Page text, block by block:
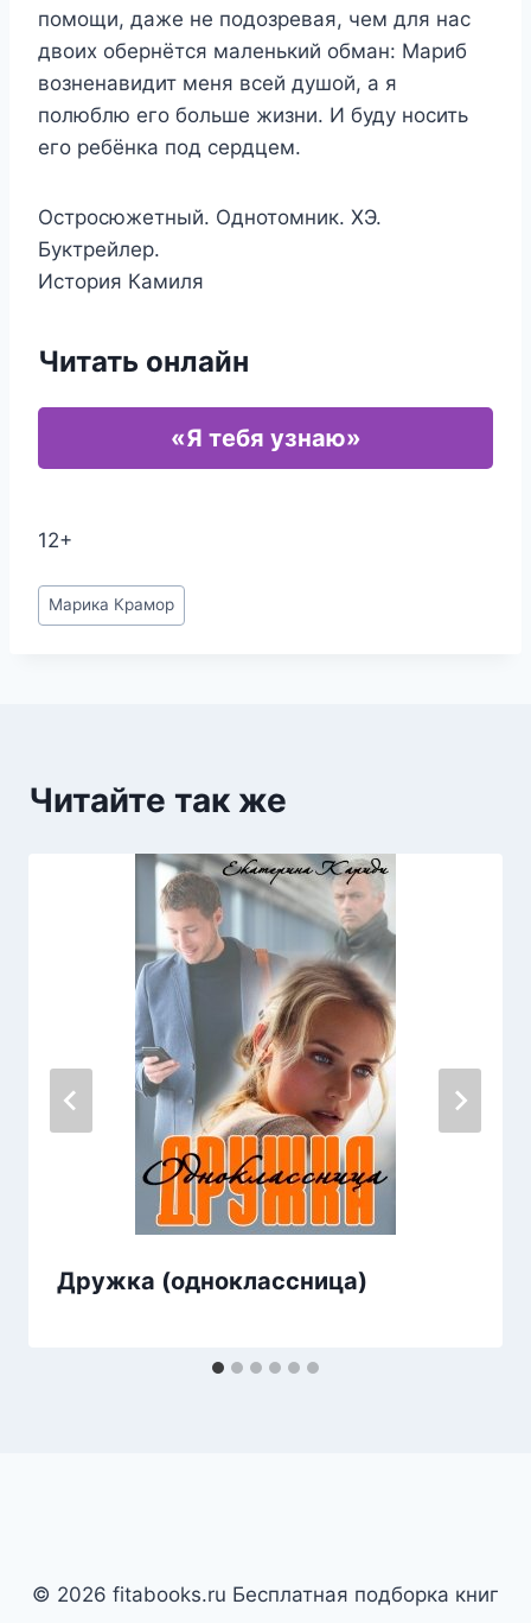
помощи, даже не подозревая, чем для нас
двоих обернётся маленький обман: Мариб
возненавидит меня всей душой, а я
полюблю его больше жизни. И буду носить
его ребёнка под сердцем.
Остросюжетный. Однотомник. ХЭ.
Буктрейлер.
История Камиля
Читать онлайн
«Я тебя узнаю»
12+
Метки
записи:
Марика Крамор
Читайте так же
Дружка (одноклассница)
© 2026 fitabooks.ru Бесплатная подборка книг